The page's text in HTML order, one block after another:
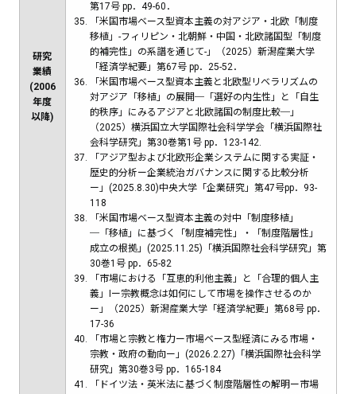
研究
業績
(2006
年度
以降)
第17号 pp．49-60．
「米国市場ベース型資本主義の対アジア・北欧「制度
移植」-フィリピン・北朝鮮・中国・北欧諸国型「制度
的補完性」の系譜を通じて-」（2025）新潟産業大学
「経済学紀要」第67号 pp．25-52．
「米国市場ベース型資本主義と北欧型リベラリズムの
対アジア「移植」の展開─「選好の内生性」と「自生
的秩序」にみるアジアと北欧諸国の制度比較─」
（2025）横浜国立大学国際社会科学学会「横浜国際社
会科学研究」第30巻第1号 pp．123-142.
「アジア型および北欧形企業システムに関する実証・
歴史的分析ー企業統治ガバナンスに関する比較分析
ー」(2025.8.30)中央大学「企業研究」第47号pp．93-
118
「米国市場ベース型資本主義の対中「制度移植」
─「移植」に基づく「制度補完性」・「制度階層性」
成立の根拠」(2025.11.25)「横浜国際社会科学研究」第
30巻1号 pp．65-82
「市場における「互恵的利他主義」と「合理的個人主
義」Iー宗教概念は如何にして市場を操作させるのか
ー」（2025）新潟産業大学「経済学紀要」第68号 pp．
17-36
「市場と宗教と権力ー市場ベース型経済にみる市場・
宗教・政府の動向ー」(2026.2.27)「横浜国際社会科学
研究」第30巻3号 pp．165-184
「ドイツ法・英米法に基づく制度階層性の解明ー市場